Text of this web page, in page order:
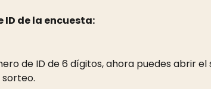
ID de la encuesta:
de ID de 6 dígitos, ahora puedes abrir